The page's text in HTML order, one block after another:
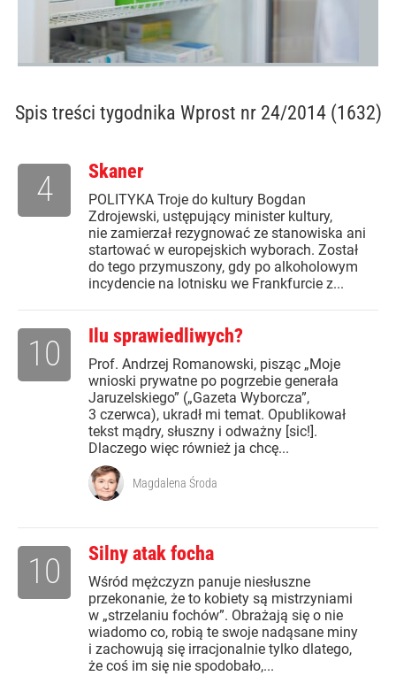
Spis treści tygodnika Wprost nr 24/2014 (1632)
Skaner
POLITYKA Troje do kultury Bogdan
Zdrojewski, ustępujący minister kultury,
nie zamierzał rezygnować ze stanowiska ani
startować w europejskich wyborach. Został
do tego przymuszony, gdy po alkoholowym
incydencie na lotnisku we Frankfurcie z...
4
Ilu sprawiedliwych?
Prof. Andrzej Romanowski, pisząc „Moje
wnioski prywatne po pogrzebie generała
Jaruzelskiego” („Gazeta Wyborcza”,
3 czerwca), ukradł mi temat. Opublikował
tekst mądry, słuszny i odważny [sic!].
Dlaczego więc również ja chcę...
10
Magdalena Środa
Silny atak focha
Wśród mężczyzn panuje niesłuszne
przekonanie, że to kobiety są mistrzyniami
w „strzelaniu fochów”. Obrażają się o nie
wiadomo co, robią te swoje nadąsane miny
i zachowują się irracjonalnie tylko dlatego,
że coś im się nie spodobało,...
10